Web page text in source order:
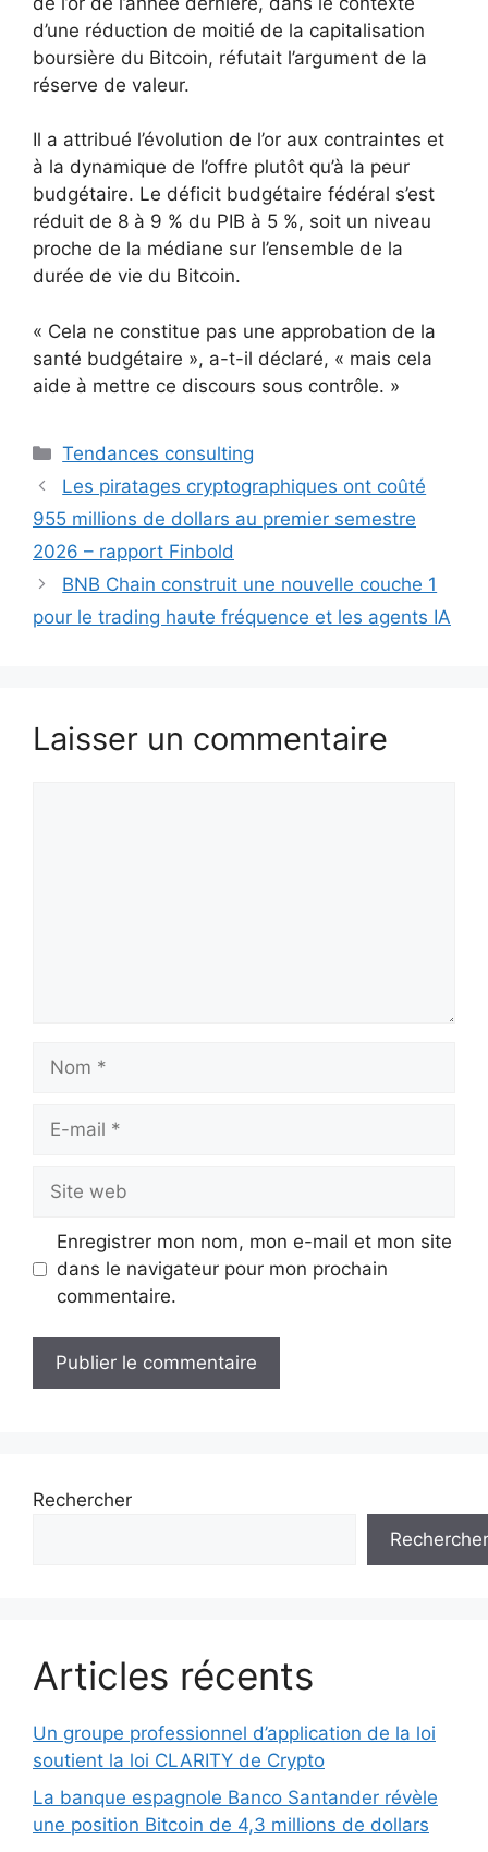
d’une réduction de moitié de la capitalisation
boursière du Bitcoin, réfutait l’argument de la
réserve de valeur.
Il a attribué l’évolution de l’or aux contraintes et
à la dynamique de l’offre plutôt qu’à la peur
budgétaire. Le déficit budgétaire fédéral s’est
réduit de 8 à 9 % du PIB à 5 %, soit un niveau
proche de la médiane sur l’ensemble de la
durée de vie du Bitcoin.
« Cela ne constitue pas une approbation de la
santé budgétaire », a-t-il déclaré, « mais cela
aide à mettre ce discours sous contrôle. »
Catégories
Tendances consulting
Les piratages cryptographiques ont coûté
955 millions de dollars au premier semestre
2026 – rapport Finbold
BNB Chain construit une nouvelle couche 1
pour le trading haute fréquence et les agents IA
Laisser un commentaire
mail
web
Enregistrer mon nom, mon e-mail et mon site
dans le navigateur pour mon prochain
commentaire.
Rechercher
Rechercher
Articles récents
Un groupe professionnel d’application de la loi
soutient la loi CLARITY de Crypto
La banque espagnole Banco Santander révèle
une position Bitcoin de 4,3 millions de dollars